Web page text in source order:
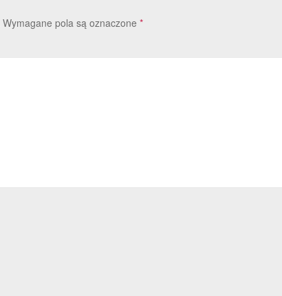
Wymagane pola są oznaczone *